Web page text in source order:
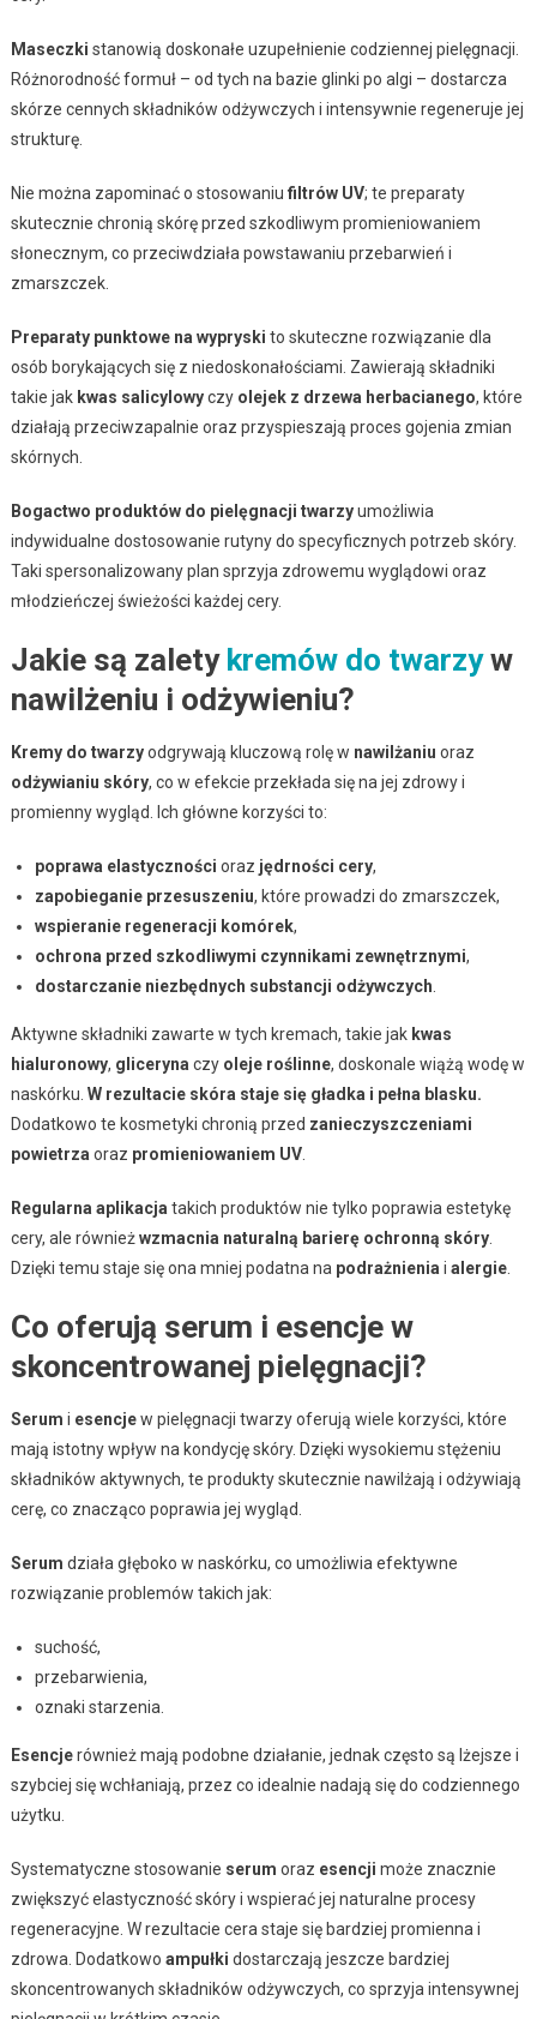
Maseczki stanowią doskonałe uzupełnienie codziennej pielęgnacji.
Różnorodność formuł – od tych na bazie glinki po algi – dostarcza
skórze cennych składników odżywczych i intensywnie regeneruje jej
strukturę.
Nie można zapominać o stosowaniu filtrów UV; te preparaty
skutecznie chronią skórę przed szkodliwym promieniowaniem
słonecznym, co przeciwdziała powstawaniu przebarwień i
zmarszczek.
Preparaty punktowe na wypryski to skuteczne rozwiązanie dla
osób borykających się z niedoskonałościami. Zawierają składniki
takie jak kwas salicylowyczy olejek z drzewa herbacianego, które
działają przeciwzapalnie oraz przyspieszają proces gojenia zmian
skórnych.
Bogactwo produktów do pielęgnacji twarzyumożliwia
indywidualne dostosowanie rutyny do specyficznych potrzeb skóry.
Taki spersonalizowany plan sprzyja zdrowemu wyglądowi oraz
młodzieńczej świeżości każdej cery.
Jakie są zalety kremów do twarzyw
nawilżeniu i odżywieniu?
Kremy do twarzyodgrywają kluczową rolę w nawilżaniu oraz
odżywianiu skóry, co w efekcie przekłada się na jej zdrowy i
promienny wygląd. Ich główne korzyści to:
poprawa elastyczności oraz jędrności cery,
zapobieganie przesuszeniu, które prowadzi do zmarszczek,
wspieranie regeneracji komórek,
ochrona przed szkodliwymi czynnikami zewnętrznymi,
dostarczanie niezbędnych substancji odżywczych
Aktywne składniki zawarte w tych kremach, takie jak kwas
hialuronowy, gliceryna czy oleje roślinne, doskonale wiążą wodę w
naskórku. W rezultacie skóra staje się gładka i pełna blasku.
Dodatkowo te kosmetyki chronią przed zanieczyszczeniami
powietrza oraz promieniowaniem UV.
Regularna aplikacja takich produktów nie tylko poprawia estetykę
cery, ale równieżwzmacnia naturalną barierę ochronną skóry.
Dzięki temu staje się ona mniej podatna na podrażnienia i alergie.
Co oferują serum i esencje w
skoncentrowanej pielęgnacji?
Serum i esencjew pielęgnacji twarzy oferują wiele korzyści, które
mają istotny wpływ na kondycję skóry. Dzięki wysokiemu stężeniu
składników aktywnych, te produkty skutecznie nawilżają i odżywiają
cerę, co znacząco poprawia jej wygląd.
Serum działa głęboko w naskórku, co umożliwia efektywne
rozwiązanie problemów takich jak:
suchość,
przebarwienia,
oznaki starzenia.
Esencjerównież mają podobne działanie, jednak często są lżejsze i
szybciej się wchłaniają, przez co idealnie nadają się do codziennego
użytku.
Systematyczne stosowanie serum oraz esencji może znacznie
zwiększyć elastyczność skóry i wspierać jej naturalne procesy
regeneracyjne. W rezultacie cera staje się bardziej promienna i
zdrowa. Dodatkowo ampułki dostarczają jeszcze bardziej
skoncentrowanych składników odżywczych, co sprzyja intensywnej